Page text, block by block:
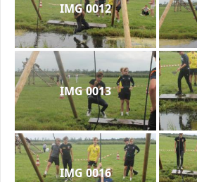
IMG 0012
IMG 0013
IMG 0016